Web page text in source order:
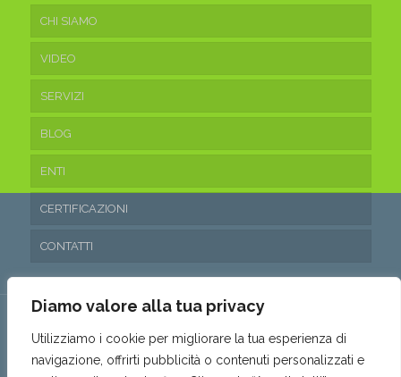
Diamo valore alla tua privacy
Utilizziamo i cookie per migliorare la tua esperienza di
navigazione, offrirti pubblicità o contenuti personalizzati e
CHI SIAMO
VIDEO
SERVIZI
BLOG
ENTI
CERTIFICAZIONI
CONTATTI